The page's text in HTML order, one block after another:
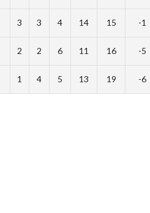
3 3 4 14 15 -1
2 2 6 11 16 -5
1 4 5 13 19 -6